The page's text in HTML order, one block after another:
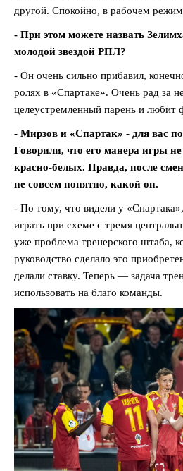
другой. Спокойно, в рабочем
- При этом можете назвать
молодой звездой РПЛ?
- Он очень сильно прибавил,
ролях в «Спартаке». Очень рад за
целеустремленный парень и любит
- Мирзов и «Спартак» - для вас
Говорили, что его манера игры
красно-белых. Правда, после
не совсем понятно, какой он.
- По тому, что видели у
играть при схеме с тремя
уже проблема тренерского штаба,
руководство сделало это
делали ставку. Теперь — задача
использовать на благо команды.